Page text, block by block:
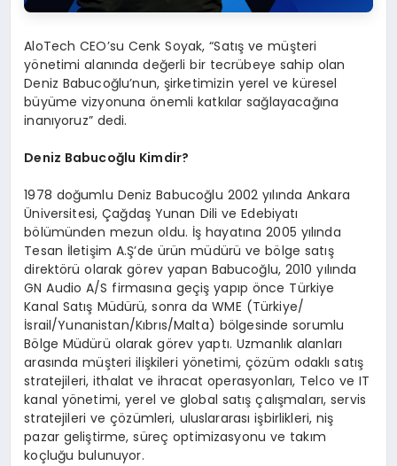
AloTech CEO’su Cenk Soyak, “Satış ve müşteri
yönetimi alanında değerli bir tecrübeye sahip olan
Deniz Babucoğlu’nun, şirketimizin yerel ve küresel
büyüme vizyonuna önemli katkılar sağlayacağına
inanıyoruz” dedi.
Deniz Babucoğlu Kimdir?
1978 doğumlu Deniz Babucoğlu 2002 yılında Ankara
Üniversitesi, Çağdaş Yunan Dili ve Edebiyatı
bölümünden mezun oldu. İş hayatına 2005 yılında
Tesan İletişim A.Ş’de ürün müdürü ve bölge satış
direktörü olarak görev yapan Babucoğlu, 2010 yılında
GN Audio A/S firmasına geçiş yapıp önce Türkiye
Kanal Satış Müdürü, sonra da WME (Türkiye/
İsrail/Yunanistan/Kıbrıs/Malta) bölgesinde sorumlu
Bölge Müdürü olarak görev yaptı. Uzmanlık alanları
arasında müşteri ilişkileri yönetimi, çözüm odaklı satış
stratejileri, ithalat ve ihracat operasyonları, Telco ve IT
kanal yönetimi, yerel ve global satış çalışmaları, servis
stratejileri ve çözümleri, uluslararası işbirlikleri, niş
pazar geliştirme, süreç optimizasyonu ve takım
koçluğu bulunuyor.